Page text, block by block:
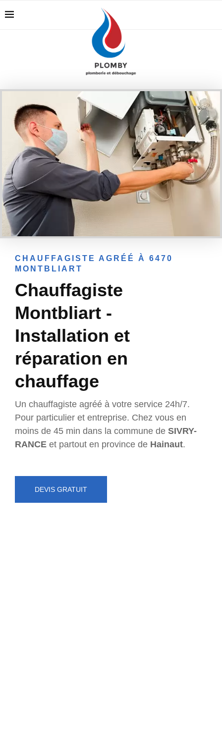
CHAUFFAGISTE AGRÉÉ À 6470
MONTBLIART
Chauffagiste
Montbliart -
Installation et
réparation en
chauffage
Un chauffagiste agréé à votre service 24h/7.
Pour particulier et entreprise. Chez vous en
moins de 45 min dans la commune de SIVRY-
RANCE et partout en province de Hainaut.
DEVIS GRATUIT